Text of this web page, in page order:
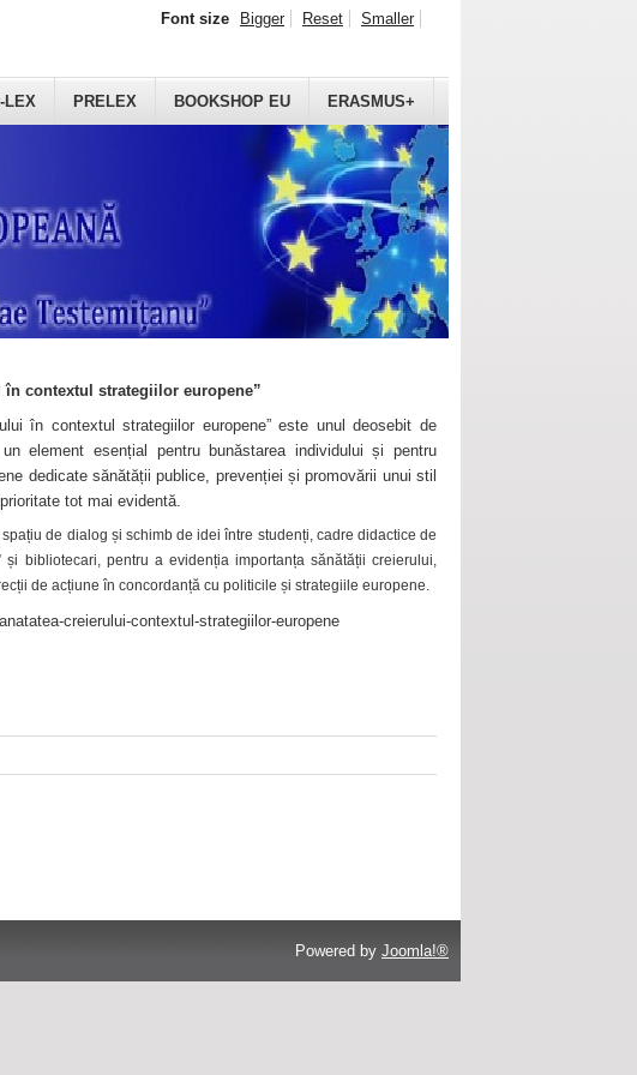
LEX PRELEX BOOKSHOP EU ERASMUS+
Font size Bigger Reset Smaller
în contextul strategiilor europene”
în contextul strategiilor europene” este unul deosebit de
element esențial pentru bunăstarea individului și pentru
dedicate sănătății publice, prevenției și promovării unui stil
tot mai evidentă.
de dialog și schimb de idei între studenți, cadre didactice de
bibliotecari, pentru a evidenția importanța sănătății creierului,
de acțiune în concordanță cu politicile și strategiile europene.
creierului-contextul-strategiilor-europene
Powered by Joomla!®